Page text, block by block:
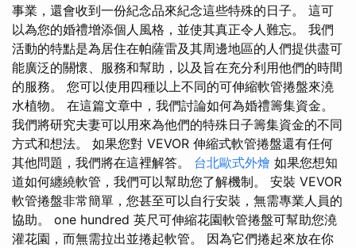
事業，還會收到一份紀念品來紀念這些特殊的日子。 這可
以為您的婚禮增添個人風格，並使其真正令人難忘。 我們
活動的特點是為居住在帕薩雷及其周邊地區的人們提供盡可
能廣泛的關懷、服務和幫助，以及旨在充分利用他們的時間
的服務。 您可以使用四種以上不同的可伸縮軟管捲盤來澆
水植物。 在這篇文章中，我們討論如何為婚禮籌集資金。
我們將研究夫妻可以用來為他們的特殊日子籌集資金的不同
方式和想法。 如果您對 VEVOR 伸縮式軟管捲盤還有任何
其他問題，我們將在這裡解答。 台北歐式外燴 如果您想知
道如何纏繞軟管，我們可以幫助您了解機制。 安裝 VEVOR
軟管捲盤非常簡單，您甚至可以自行安裝，無需專業人員的
協助。 one hundred 英尺可伸縮花園軟管捲盤可幫助您澆
灌花園，而無需拉出並捲起軟管。 因為它們捲起來放在你